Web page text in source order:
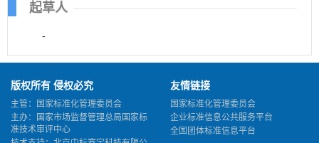
起草人
-
版权所有 侵权必究
主管：国家标准化管理委员会
主办：国家市场监督管理总局国家标
准技术审评中心
友情链接
国家标准化管理委员会
企业标准信息公共服务平台
全国团体标准信息平台